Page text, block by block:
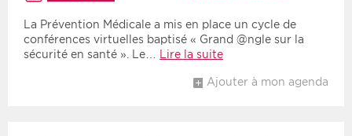
La Prévention Médicale a mis en place un cycle de
conférences virtuelles baptisé « Grand @ngle sur la
sécurité en santé ». Le…
Lire la suite
Ajouter à mon agenda